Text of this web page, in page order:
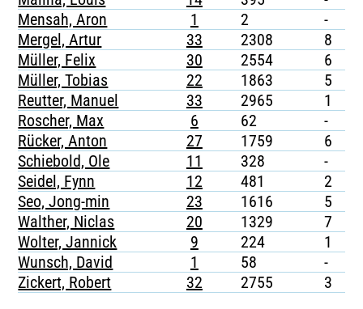
Mensah, Aron
1 2 -
Mergel, Artur
33 2308 8
Müller, Felix
30 2554 6
Müller, Tobias
22 1863 5
Reutter, Manuel
33 2965 1
Roscher, Max
6 62 -
Rücker, Anton
27 1759 6
Schiebold, Ole
11 328 -
Seidel, Fynn
12 481 2
Seo, Jong-min
23 1616 5
Walther, Niclas
20 1329 7
Wolter, Jannick
9 224 1
Wunsch, David
1 58 -
Zickert, Robert
32 2755 3